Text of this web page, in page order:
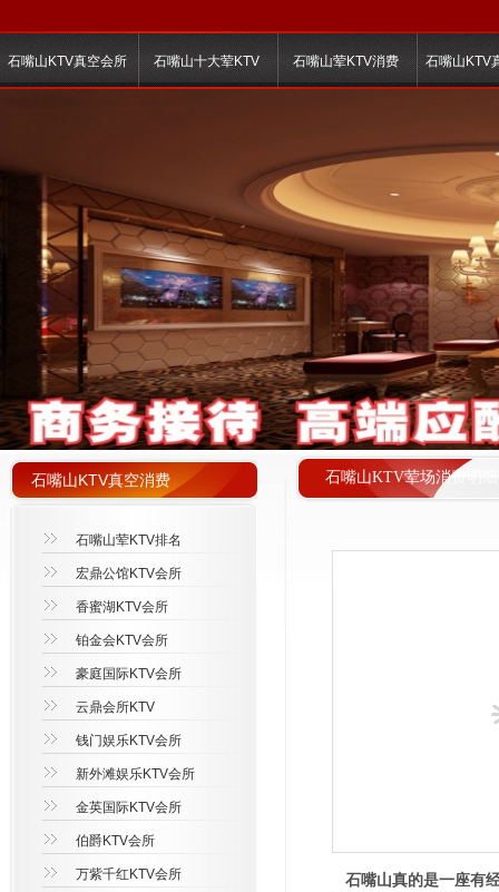
石嘴山KTV真空会所 石嘴山十大荤KTV 石嘴山荤KTV消费 石嘴山KTV
石嘴山KTV荤场消费明细
石嘴山KTV真空消费
石嘴山荤KTV排名
宏鼎公馆KTV会所
香蜜湖KTV会所
铂金会KTV会所
豪庭国际KTV会所
云鼎会所KTV
钱门娱乐KTV会所
新外滩娱乐KTV会所
金英国际KTV会所
伯爵KTV会所
万紫千红KTV会所
石嘴山真的是一座有